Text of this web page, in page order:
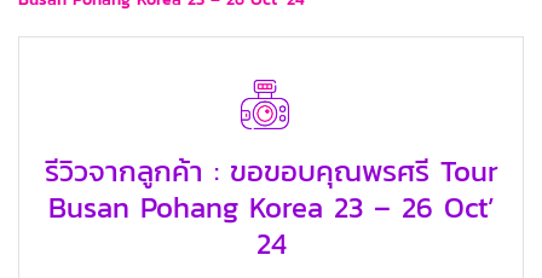
รีวิวจากลูกค้า : ขอขอบคุณพรศรี Tour
Busan Pohang Korea 23 – 26 Oct’
24